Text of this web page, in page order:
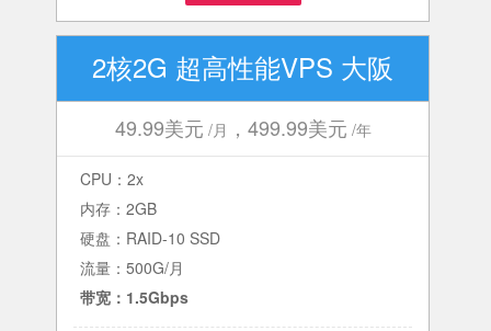
2核2G 超高性能VPS 大阪
49.99美元 /月 ，499.99美元 /年
CPU：2x
内存：2GB
硬盘：RAID-10 SSD
流量：500G/月
带宽：1.5Gbps